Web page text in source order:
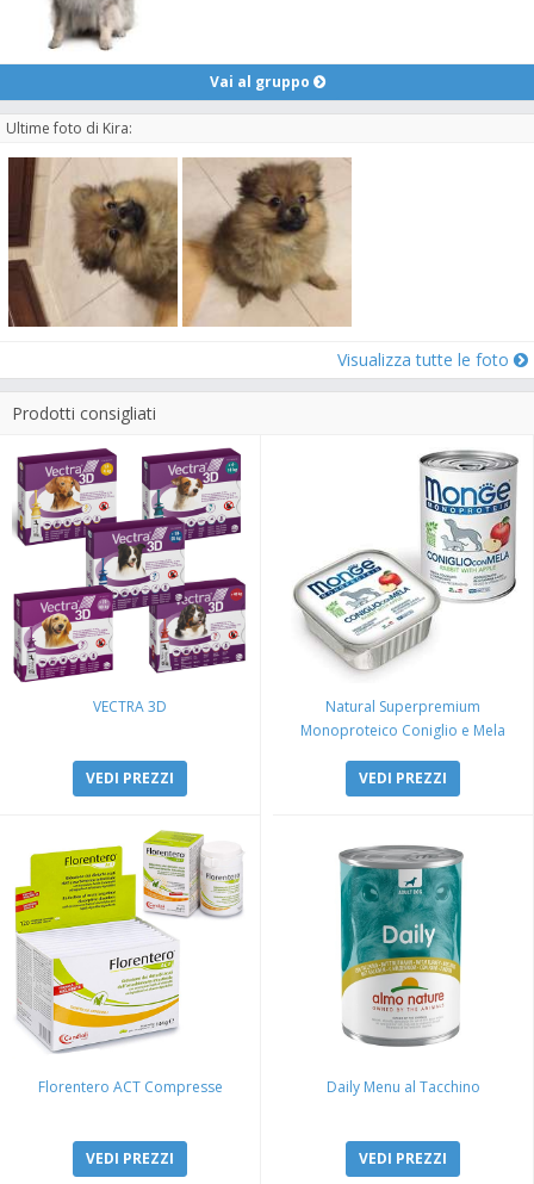
Vai al gruppo
Ultime foto di Kira:
Visualizza tutte le foto
Prodotti consigliati
VECTRA 3D
VEDI PREZZI
Natural Superpremium
Monoproteico Coniglio e Mela
VEDI PREZZI
Florentero ACT Compresse
VEDI PREZZI
Daily Menu al Tacchino
VEDI PREZZI